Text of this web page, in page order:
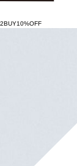
2BUY10%OFF